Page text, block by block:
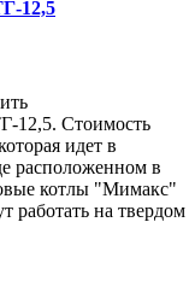
12,5
12,5. Стоимость
идет в
расположенном в
котлы "Мимакс"
работать на твердом